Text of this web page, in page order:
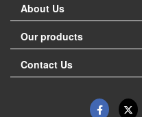
About Us
Our products
Contact Us